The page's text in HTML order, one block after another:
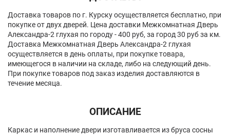
Доставка товаров по г. Курску осуществляется бесплатно, при
покупке от двух дверей. Цена доставки Межкомнатная Дверь
Александра-2 глухая по городу - 400 руб, за город 30 руб за км.
Доставка Межкомнатная Дверь Александра-2 глухая
осуществляется в день оплаты, при покупке товара,
имеющегося в наличии на складе, либо на следующий день.
При покупке товаров под заказ изделия доставляются в
течение месяца.
ОПИСАНИЕ
Каркас и наполнение двери изготавливается из бруса сосны